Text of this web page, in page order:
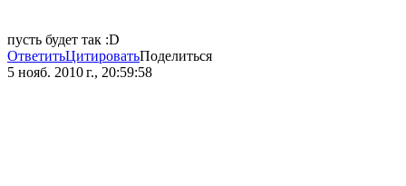
пусть будет так :D
ОтветитьЦитироватьПоделиться
5 нояб. 2010 г., 20:59:58